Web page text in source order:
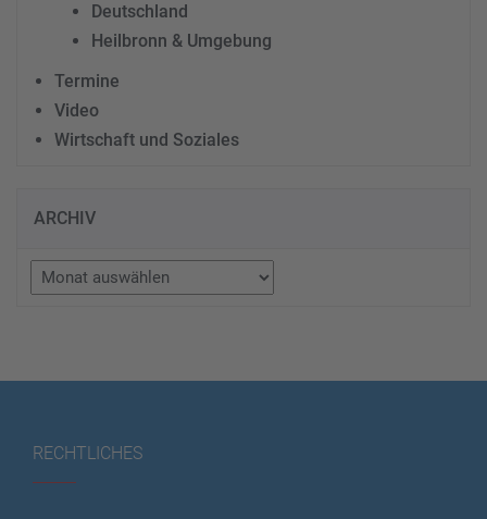
Deutschland
Heilbronn & Umgebung
Termine
Video
Wirtschaft und Soziales
ARCHIV
Archiv
RECHTLICHES